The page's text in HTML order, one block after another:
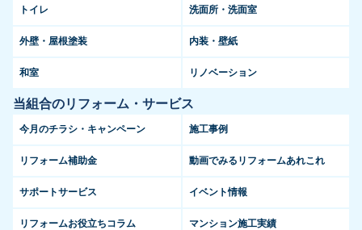
トイレ 洗面所・洗面室
外壁・屋根塗装 内装・壁紙
和室 リノベーション
当組合のリフォーム・サービス
今月のチラシ・キャンペーン 施工事例
リフォーム補助金 動画でみるリフォームあれこれ
サポートサービス イベント情報
リフォームお役立ちコラム マンション施工実績